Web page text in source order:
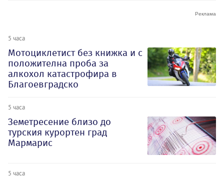
5 часа
Мотоциклетист без книжка и с
положителна проба за
алкохол катастрофира в
Благоевградско
5 часа
Земетресение близо до
турския курортен град
Мармарис
5 часа